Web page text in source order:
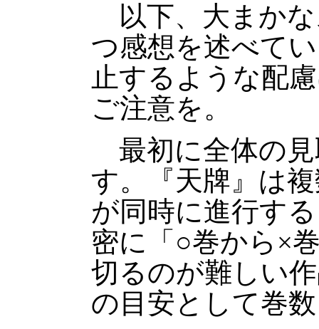
以下、大まか
つ感想を述べて
止するような配
ご注意を。
最初に全体の
す。『天牌』は
が同時に進行す
密に「○巻から×
切るのが難しい
の目安として巻